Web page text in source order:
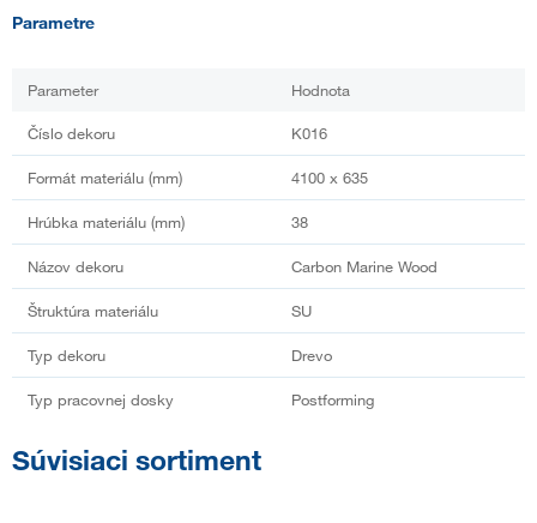
Parametre
Parameter Hodnota
Číslo dekoru K016
Formát materiálu (mm) 4100 x 635
Hrúbka materiálu (mm) 38
Názov dekoru Carbon Marine Wood
Štruktúra materiálu SU
Typ dekoru Drevo
Typ pracovnej dosky Postforming
Súvisiaci sortiment